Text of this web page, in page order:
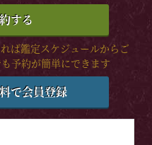
する
ば鑑定スケジュールからご
予約が簡単にできます
で会員登録